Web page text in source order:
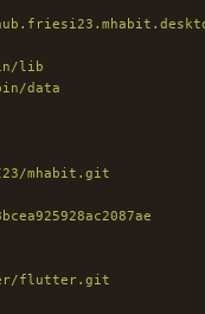
lib
data
mhabit.git
flutter.git